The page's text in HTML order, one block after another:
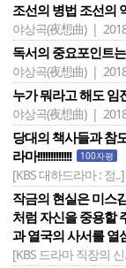
조선의 병법 조선의
야상곡(夜想曲) |
독서의 중요포인트
야상곡(夜想曲) |
누가 뭐라고 해도 임
야상곡(夜想曲) |
당대의 책사들과 참
라마!!!!!!!!!!!!!
100자평
[KBS 대하드라마 : 정..]
작금의 현실은 미스
처럼 자신을 중용할
과 열국의 사서를 열
[KBS 드라마 직장의